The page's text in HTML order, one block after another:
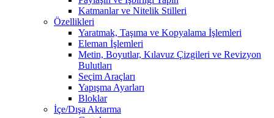
Katmanlar ve Nitelik Stilleri
Özellikleri
Yaratmak, Taşıma ve Kopyalama İşlemleri
Eleman İşlemleri
Metin, Boyutlar, Kılavuz Çizgileri ve Revizyon
Bulutları
Seçim Araçları
Yapışma Ayarları
Bloklar
İçe/Dışa Aktarma